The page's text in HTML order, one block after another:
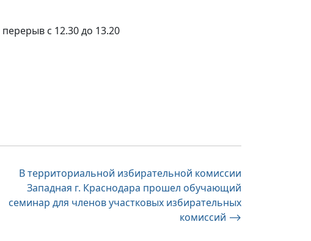
с 12.30 до 13.20
В территориальной избирательной комиссии
Западная г. Краснодара прошел обучающий
семинар для членов участковых избирательных
комиссий ⟶